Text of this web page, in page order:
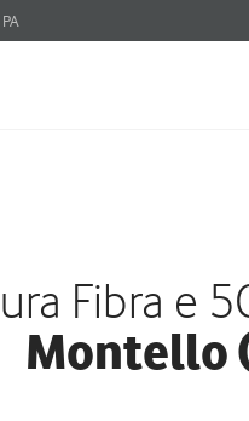
Fibra e
Montello